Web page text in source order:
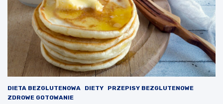
DIETA BEZGLUTENOWA DIETY
PRZEPISY BEZGLUTENOWE
ZDROWE GOTOWANIE